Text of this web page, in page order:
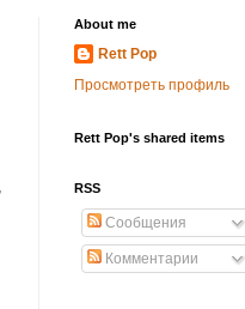
About me
Rett Pop
Просмотреть профиль
Rett Pop's shared items
RSS
Сообщения
Комментарии